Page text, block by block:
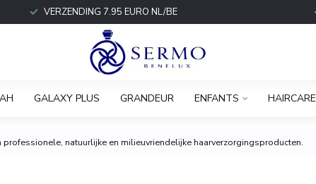
VERZENDING 7.95 EURO NL/BE
GALAXY PLUS GRANDEUR ENFANTS HAIRCARE
natuurlijke en milieuvriendelijke haarverzorgingsproducten.